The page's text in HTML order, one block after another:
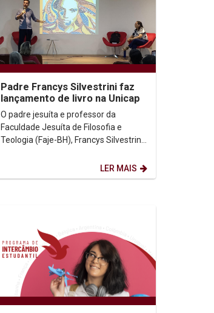
Padre Francys Silvestrini faz
lançamento de livro na Unicap
O padre jesuíta e professor da
Faculdade Jesuíta de Filosofia e
Teologia (Faje-BH), Francys Silvestrini
LER MAIS